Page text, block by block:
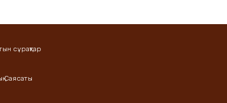
сұрақтар
Саясаты